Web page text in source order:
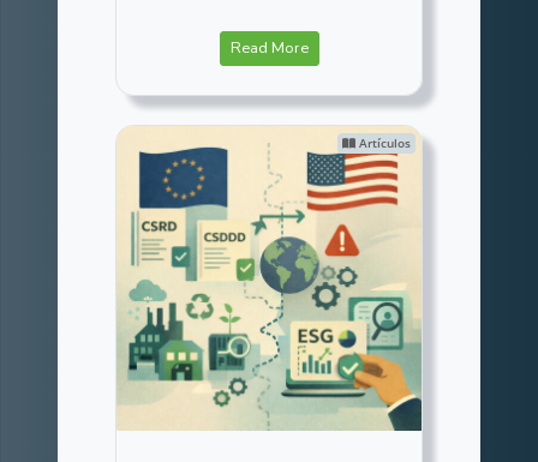
Read More
Artículos